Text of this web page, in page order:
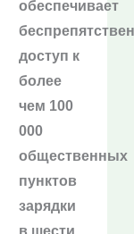
обеспечивает
доступ к
более
чем 100
000
общественных
пунктов
зарядки
в шести